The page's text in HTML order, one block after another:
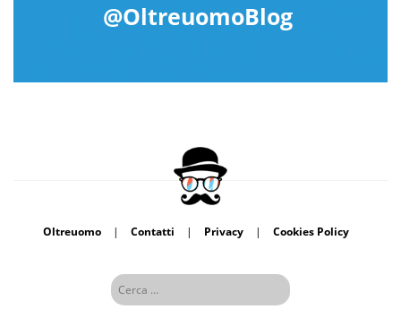
@OltreuomoBlog
Oltreuomo | Contatti | Privacy | Cookies Policy